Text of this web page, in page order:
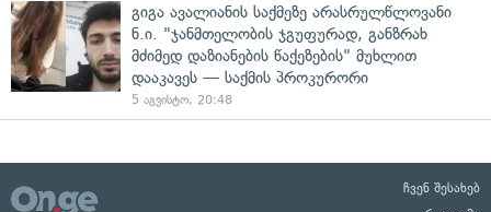
გიგა ავალიანის საქმეზე არასრულწლოვანი
ნ.ი. "ჯანმთელობის ჯგუფურად, განზრახ
მძიმედ დაზიანების წაქეზების" მუხლით
დააკავეს — საქმის პროკურორი
5 აგვისტო, 20:48
ჩვენ შესახებ